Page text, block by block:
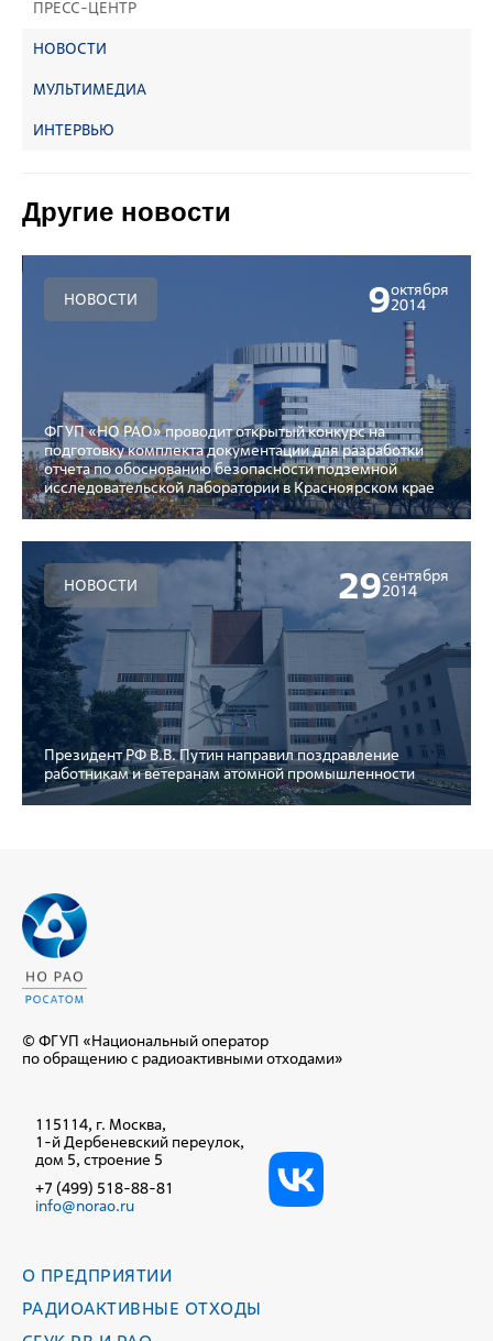
ПРЕСС-ЦЕНТР
НОВОСТИ
МУЛЬТИМЕДИА
ИНТЕРВЬЮ
Другие новости
НОВОСТИ 9октября
2014
ФГУП «НО РАО» проводит открытый конкурс на
подготовку комплекта документации для разработки
отчета по обоснованию безопасности подземной
исследовательской лаборатории в Красноярском крае
НОВОСТИ 29сентября
2014
Президент РФ В.В. Путин направил поздравление
работникам и ветеранам атомной промышленности
© ФГУП «Национальный оператор
по обращению с радиоактивными отходами»
115114, г. Москва,
1-й Дербеневский переулок,
дом 5, строение 5
+7 (499) 518-88-81
info@norao.ru
О ПРЕДПРИЯТИИ
РАДИОАКТИВНЫЕ ОТХОДЫ